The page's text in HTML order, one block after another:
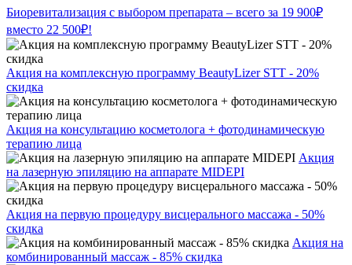
Биоревитализация с выбором препарата – всего за 19 900₽
вместо 22 500₽!
Акция на комплексную программу BeautyLizer STT - 20%
скидка
Акция на консультацию косметолога + фотодинамическую
терапию лица
Акция
на лазерную эпиляцию на аппарате MIDEPI
Акция на первую процедуру висцерального массажа - 50%
скидка
Акция на
комбинированный массаж - 85% скидка